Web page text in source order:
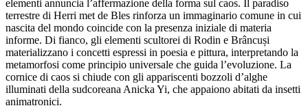
elementi annuncia l’affermazione della forma sul caos. Il paradiso
terrestre di Herri met de Bles rinforza un immaginario comune in cui
nascita del mondo coincide con la presenza iniziale di materia
informe. Di fianco, gli elementi scultorei di Rodin e Brâncuși
materializzano i concetti espressi in poesia e pittura, interpretando la
metamorfosi come principio universale che guida l’evoluzione. La
cornice di caos si chiude con gli appariscenti bozzoli d’alghe
illuminati della sudcoreana Anicka Yi, che appaiono abitati da insetti
animatronici.